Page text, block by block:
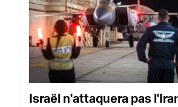
Israël n'attaquera pas